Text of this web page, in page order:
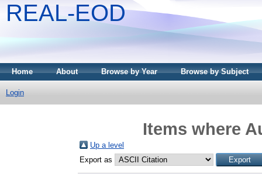
REAL-EOD
Home About Browse by Year Browse by Subject
Login
Items where
Up a level
Export as